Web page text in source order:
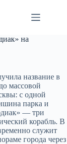
на
название в
массовой
с одной
парка и
— три
корабль. В
служит
города через